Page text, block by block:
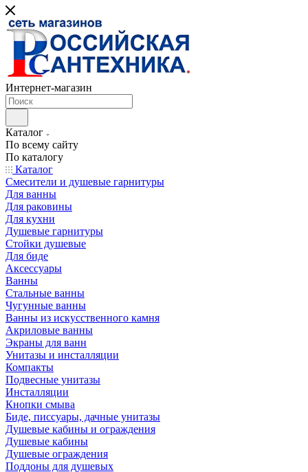
Интернет-магазин
Каталог
По всему сайту
По каталогу
Каталог
Смесители и душевые гарнитуры
Для ванны
Для раковины
Для кухни
Душевые гарнитуры
Стойки душевые
Для биде
Аксессуары
Ванны
Стальные ванны
Чугунные ванны
Ванны из искусственного камня
Акриловые ванны
Экраны для ванн
Унитазы и инсталляции
Компакты
Подвесные унитазы
Инсталляции
Кнопки смыва
Биде, писсуары, дачные унитазы
Душевые кабины и ограждения
Душевые кабины
Душевые ограждения
Поддоны для душевых